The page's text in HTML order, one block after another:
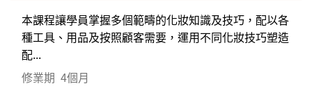
本課程讓學員掌握多個範疇的化妝知識及技巧，配以各
種工具、用品及按照顧客需要，運用不同化妝技巧塑造
配...
修業期 4個月